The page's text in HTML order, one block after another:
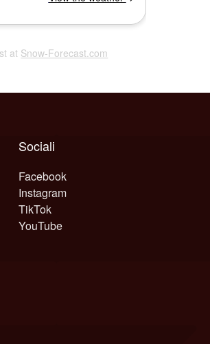
at Snow-Forecast.com
Sociali
Facebook
Instagram
TikTok
YouTube